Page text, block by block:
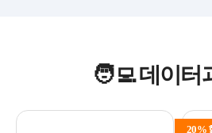
🧑‍💻 데이터
20%